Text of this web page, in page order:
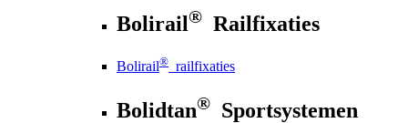
Bolirail® Railfixaties
Bolirail® railfixaties
Bolidtan® Sportsystemen